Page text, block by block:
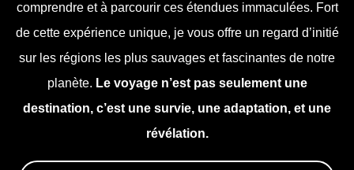
comprendre et à parcourir ces étendues immaculées. Fort
de cette expérience unique, je vous offre un regard d’initié
sur les régions les plus sauvages et fascinantes de notre
planète. Le voyage n’est pas seulement une
destination, c’est une survie, une adaptation, et une
révélation.